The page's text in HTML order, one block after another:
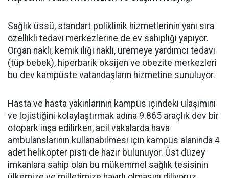
Sağlık üssü, standart poliklinik hizmetlerinin yanı sıra
özellikli tedavi merkezlerine de ev sahipliği yapıyor.
Organ nakli, kemik iliği nakli, üremeye yardımcı tedavi
(tüp bebek), hiperbarik oksijen ve obezite merkezleri
bu dev kampüste vatandaşların hizmetine sunuluyor.
Hasta ve hasta yakınlarının kampüs içindeki ulaşımını
ve lojistiğini kolaylaştırmak adına 9.865 araçlık dev bir
otopark inşa edilirken, acil vakalarda hava
ambulanslarının kullanabilmesi için kampüs alanında 4
adet helikopter pisti de hazır bulunuyor. Üst düzey
imkanlara sahip olan bu mükemmel sağlık tesisinin